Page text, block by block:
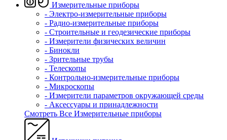
Измерительные приборы
- Электро-измерительные приборы
- Радио-измерительные приборы
- Строительные и геодезические приборы
- Измерители физических величин
- Бинокли
- Зрительные трубы
- Телескопы
- Контрольно-измерительные приборы
- Микроскопы
- Измерители параметров окружающей среды
- Аксессуары и принадлежности
Смотреть Все Измерительные приборы